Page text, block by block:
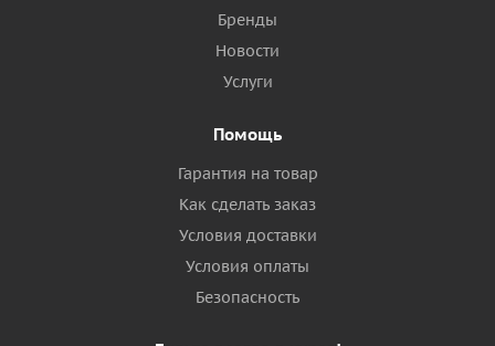
Бренды
Новости
Услуги
Помощь
Гарантия на товар
Как сделать заказ
Условия доставки
Условия оплаты
Безопасность